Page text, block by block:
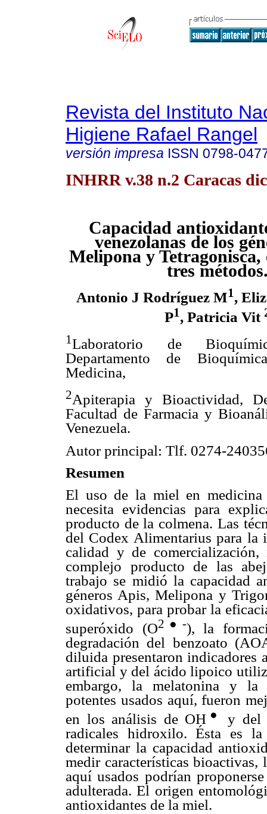
Revista del Instituto
Higiene Rafael Rangel
versión impresa ISSN 0798-
INHRR v.38 n.2 Caracas
Capacidad
venezolanas de los
Melipona y
tres
Antonio J Rodríguez M1,
P1, Patricia Vit
1Laboratorio de
Departamento de
Medicina,
2Apiterapia y Bioactividad,
Facultad de Farmacia y
Venezuela.
Autor principal: Tlf. 0274-
Resumen
El uso de la miel en medicina
necesita evidencias para
producto de la colmena. Las
del Codex Alimentarius para
calidad y de
complejo producto de las
trabajo se midió la capacidad
géneros Apis, Melipona y
oxidativos, para probar la
superóxido (O2●-), la
degradación del benzoato
diluida presentaron indicadores
artificial y del ácido lipoico
embargo, la melatonina y la
potentes usados aquí, fueron
en los análisis de OH ●
y del
radicales hidroxilo. Ésta es
determinar la capacidad
medir características
aquí usados podrían
adulterada. El origen
antioxidantes de la miel.